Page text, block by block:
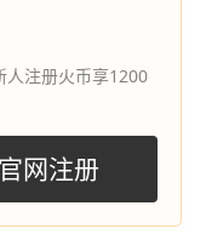
人注册火币享1200
官网注册